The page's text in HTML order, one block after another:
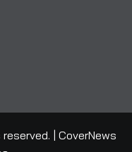
| CoverNews